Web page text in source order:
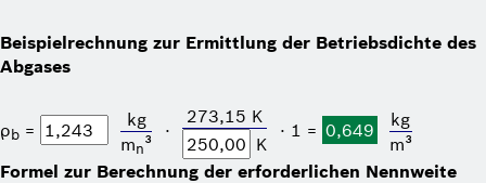
Beispielrechnung zur Ermittlung der Betriebsdichte des
Abgases
ρb =
kg
mn³
⋅
273,15 K
K
⋅ 1 = 0,649
kg
m³
Formel zur Berechnung der erforderlichen Nennweite